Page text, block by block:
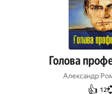
Голова
Александр
👍 12